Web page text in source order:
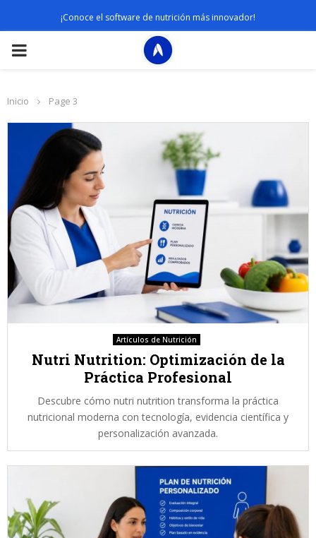
¡Conoce el software de nutrición más innovador!
PRIMARY
Inicio Page 3
Artículos de Nutrición
Nutri Nutrition: Optimización de la
Práctica Profesional
Descubre cómo nutri nutrition transforma la práctica
nutricional moderna con tecnología, evidencia científica y
personalización avanzada.